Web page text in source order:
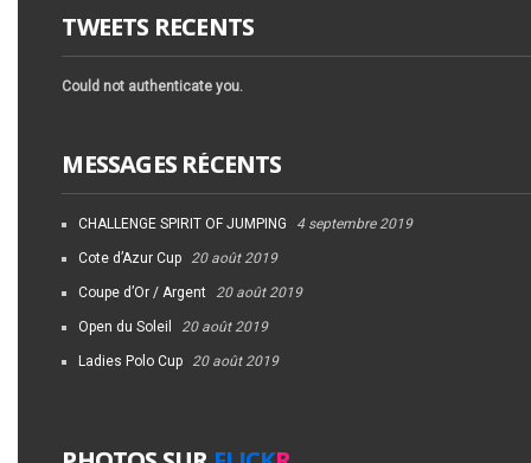
TWEETS RECENTS
Could not authenticate you.
MESSAGES RÉCENTS
CHALLENGE SPIRIT OF JUMPING 4 septembre 2019
Cote d’Azur Cup 20 août 2019
Coupe d’Or / Argent 20 août 2019
Open du Soleil 20 août 2019
Ladies Polo Cup 20 août 2019